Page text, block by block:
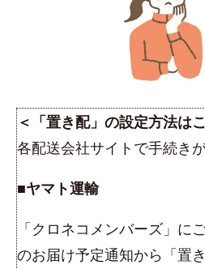
＜「置き配」の設定方法は
各配送会社サイトで手続きが
■ヤマト運輸
「クロネコメンバーズ」に
のお届け予定通知から「置